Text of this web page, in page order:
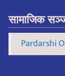
सामाजिक
Pardarshi